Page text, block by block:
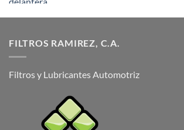
FILTROS RAMIREZ, C.A.
Filtros y Lubricantes Automotriz